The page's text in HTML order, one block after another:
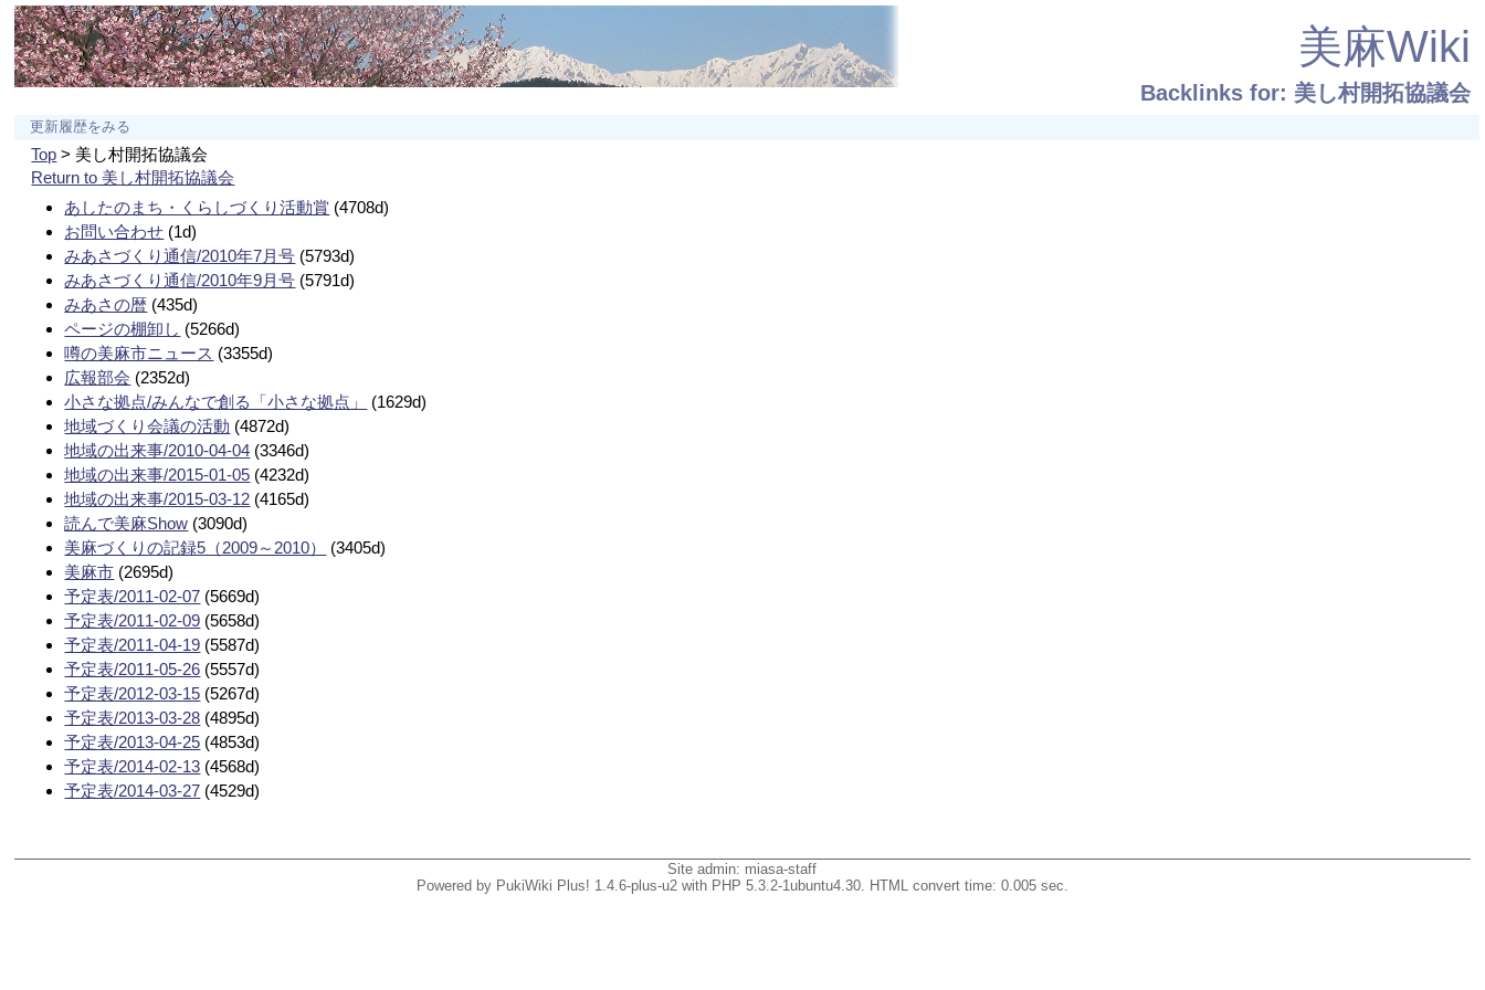
美麻Wiki
Backlinks for: 美し村開拓協議会
更新履歴をみる
Top > 美し村開拓協議会
Return to 美し村開拓協議会
あしたのまち・くらしづくり活動賞 (4708d)
お問い合わせ (1d)
みあさづくり通信/2010年7月号 (5793d)
みあさづくり通信/2010年9月号 (5791d)
みあさの暦 (435d)
ページの棚卸し (5266d)
噂の美麻市ニュース (3355d)
広報部会 (2352d)
小さな拠点/みんなで創る「小さな拠点」
(1629d)
地域づくり会議の活動 (4872d)
地域の出来事/2010-04-04 (3346d)
地域の出来事/2015-01-05 (4232d)
地域の出来事/2015-03-12 (4165d)
読んで美麻Show (3090d)
美麻づくりの記録5（2009～2010）
(3405d)
美麻市 (2695d)
予定表/2011-02-07 (5669d)
予定表/2011-02-09 (5658d)
予定表/2011-04-19 (5587d)
予定表/2011-05-26 (5557d)
予定表/2012-03-15 (5267d)
予定表/2013-03-28 (4895d)
予定表/2013-04-25 (4853d)
予定表/2014-02-13 (4568d)
予定表/2014-03-27 (4529d)
Site admin: miasa-staff
Powered by PukiWiki Plus! 1.4.6-plus-u2 with PHP 5.3.2-1ubuntu4.30. HTML convert time: 0.005 sec.